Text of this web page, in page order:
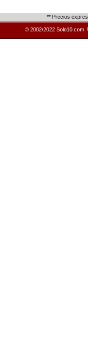
** Precios
© 2002/2022 Solo10.com